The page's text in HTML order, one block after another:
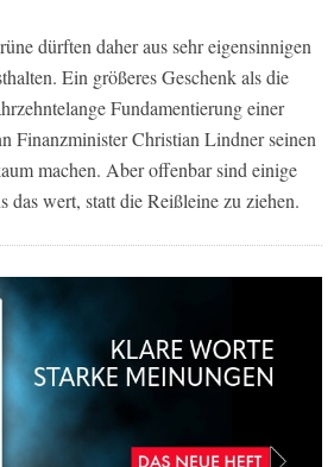
dürften daher aus sehr eigensinnigen
Ein größeres Geschenk als die
Fundamentierung einer
Finanzminister Christian Lindner seinen
machen. Aber offenbar sind einige
das wert, statt die Reißleine zu ziehen.